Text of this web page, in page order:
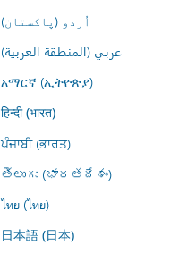
اُردو (پاکستان)
عربي (المنطقة العربية)
አማርኛ (ኢትዮጵያ)
हिन्दी (भारत)
ਪੰਜਾਬੀ (ਭਾਰਤ)
తెలుగు (భారతదేశం)
ไทย (ไทย)
日本語 (日本)